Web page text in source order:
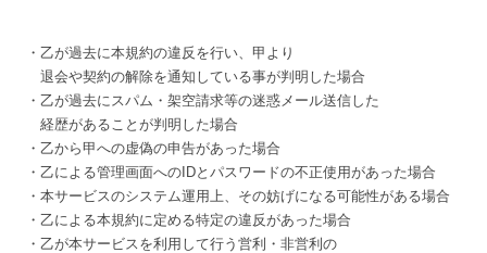
・乙が過去に本規約の違反を行い、甲より
退会や契約の解除を通知している事が判明した場合
・乙が過去にスパム・架空請求等の迷惑メール送信した
経歴があることが判明した場合
・乙から甲への虚偽の申告があった場合
・乙による管理画面へのIDとパスワードの不正使用があった場合
・本サービスのシステム運用上、その妨げになる可能性がある場合
・乙による本規約に定める特定の違反があった場合
・乙が本サービスを利用して行う営利・非営利の